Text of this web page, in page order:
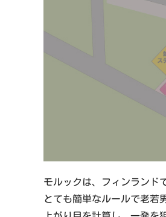
モルックは、フィンランド
とても簡単なルールで老若